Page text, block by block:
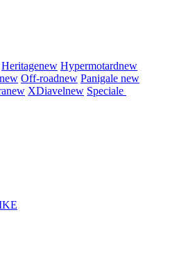
Heritagenew Hypermotardnew
new Off-roadnew Panigale new
new XDiavelnew Speciale